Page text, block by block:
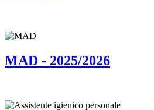
MAD - 2025/2026